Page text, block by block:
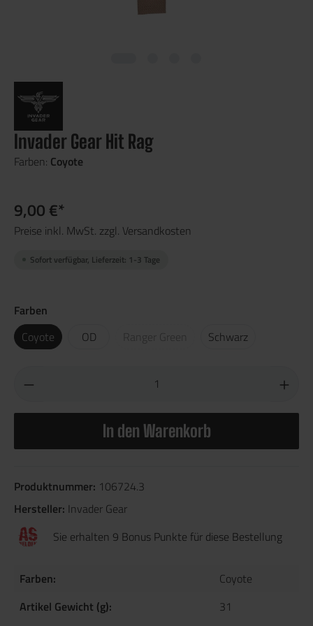
Invader Gear Hit Rag
Farben: Coyote
9,00 €*
Preise inkl. MwSt. zzgl. Versandkosten
Sofort verfügbar, Lieferzeit: 1-3 Tage
Farben
Coyote
OD Ranger Green Schwarz
In den Warenkorb
Produktnummer: 106724.3
Hersteller: Invader Gear
Sie erhalten 9 Bonus Punkte für diese Bestellung
Farben:
Coyote
Artikel Gewicht (g):
31